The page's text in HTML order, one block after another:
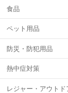
食品
ペット用品
防災・防犯用品
熱中症対策
レジャー・アウトド